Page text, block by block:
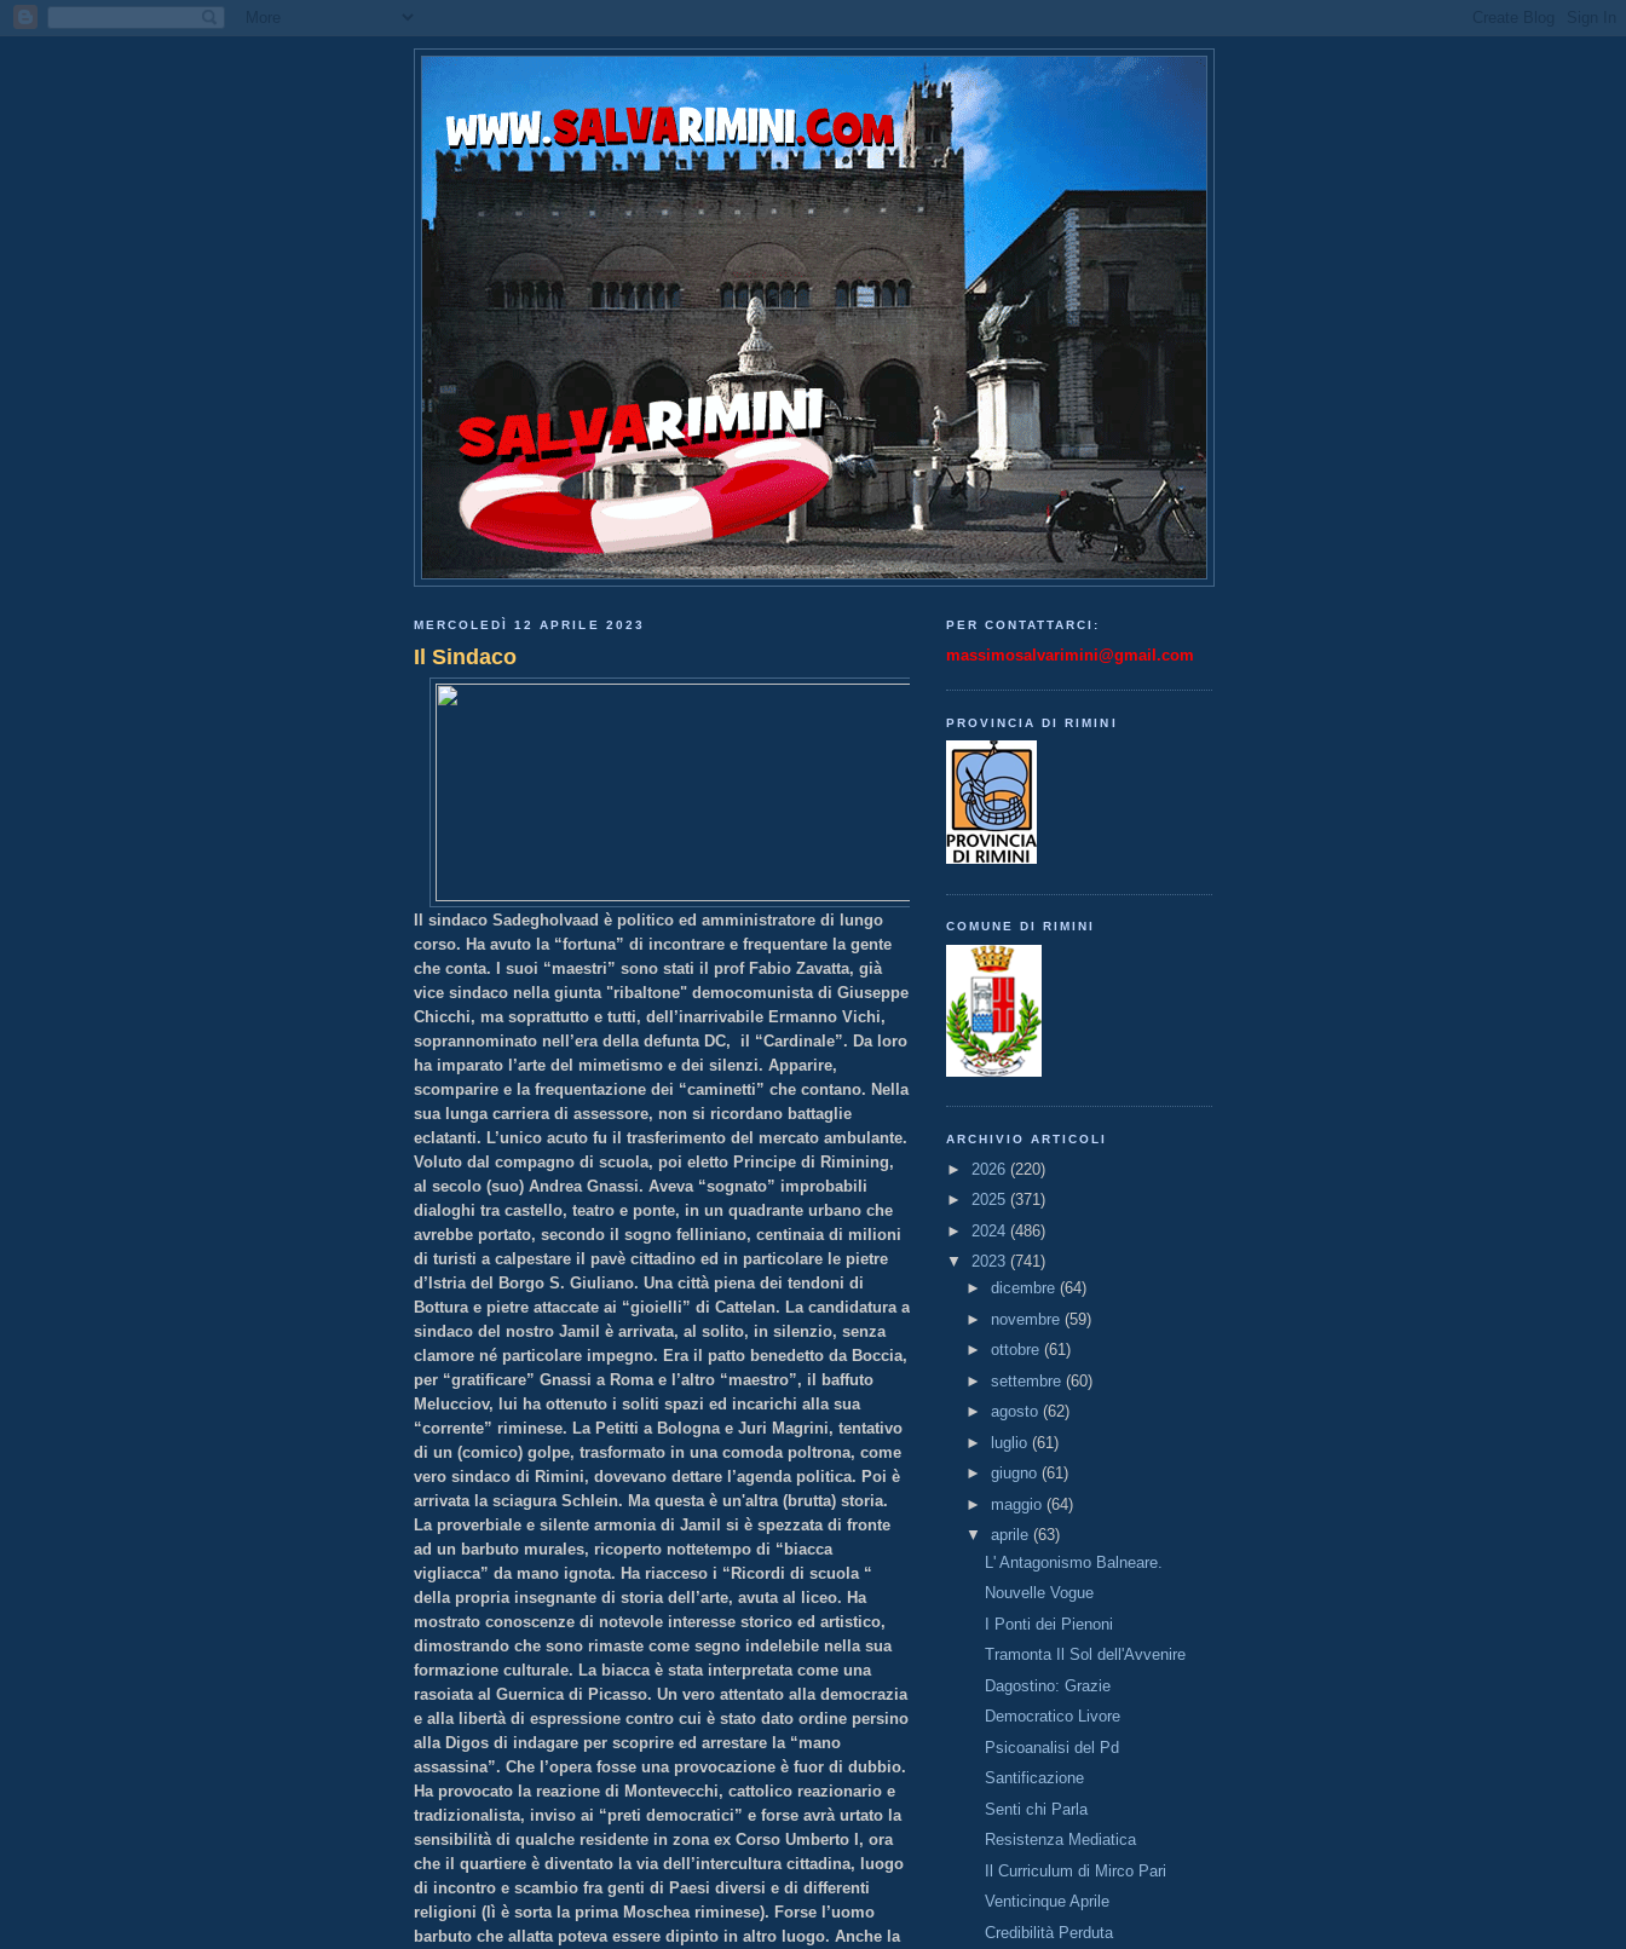
MERCOLEDÌ 12 APRILE 2023
Il Sindaco
Il sindaco Sadegholvaad è politico ed amministratore di lungo
corso. Ha avuto la “fortuna” di incontrare e frequentare la gente
che conta. I suoi “maestri” sono stati il prof Fabio Zavatta, già
vice sindaco nella giunta "ribaltone" democomunista di Giuseppe
Chicchi, ma soprattutto e tutti, dell’inarrivabile Ermanno Vichi,
soprannominato nell’era della defunta DC, il “Cardinale”. Da loro
ha imparato l’arte del mimetismo e dei silenzi. Apparire,
scomparire e la frequentazione dei “caminetti” che contano. Nella
sua lunga carriera di assessore, non si ricordano battaglie
eclatanti. L’unico acuto fu il trasferimento del mercato ambulante.
Voluto dal compagno di scuola, poi eletto Principe di Rimining,
al secolo (suo) Andrea Gnassi. Aveva “sognato” improbabili
dialoghi tra castello, teatro e ponte, in un quadrante urbano che
avrebbe portato, secondo il sogno felliniano, centinaia di milioni
di turisti a calpestare il pavè cittadino ed in particolare le pietre
d’Istria del Borgo S. Giuliano. Una città piena dei tendoni di
Bottura e pietre attaccate ai “gioielli” di Cattelan. La candidatura a
sindaco del nostro Jamil è arrivata, al solito, in silenzio, senza
clamore né particolare impegno. Era il patto benedetto da Boccia,
per “gratificare” Gnassi a Roma e l’altro “maestro”, il baffuto
Melucciov, lui ha ottenuto i soliti spazi ed incarichi alla sua
“corrente” riminese. La Petitti a Bologna e Juri Magrini, tentativo
di un (comico) golpe, trasformato in una comoda poltrona, come
vero sindaco di Rimini, dovevano dettare l’agenda politica. Poi è
arrivata la sciagura Schlein. Ma questa è un'altra (brutta) storia.
La proverbiale e silente armonia di Jamil si è spezzata di fronte
ad un barbuto murales, ricoperto nottetempo di “biacca
vigliacca” da mano ignota. Ha riacceso i “Ricordi di scuola “
della propria insegnante di storia dell’arte, avuta al liceo. Ha
mostrato conoscenze di notevole interesse storico ed artistico,
dimostrando che sono rimaste come segno indelebile nella sua
formazione culturale. La biacca è stata interpretata come una
rasoiata al Guernica di Picasso. Un vero attentato alla democrazia
e alla libertà di espressione contro cui è stato dato ordine persino
alla Digos di indagare per scoprire ed arrestare la “mano
assassina”. Che l’opera fosse una provocazione è fuor di dubbio.
Ha provocato la reazione di Montevecchi, cattolico reazionario e
tradizionalista, inviso ai “preti democratici” e forse avrà urtato la
sensibilità di qualche residente in zona ex Corso Umberto I, ora
che il quartiere è diventato la via dell’intercultura cittadina, luogo
di incontro e scambio fra genti di Paesi diversi e di differenti
religioni (lì è sorta la prima Moschea riminese). Forse l’uomo
barbuto che allatta poteva essere dipinto in altro luogo. Anche la
PER CONTATTARCI:
massimosalvarimini@gmail.com
PROVINCIA DI RIMINI
COMUNE DI RIMINI
ARCHIVIO ARTICOLI
► 2026 (220)
► 2025 (371)
► 2024 (486)
▼ 2023 (741)
► dicembre (64)
► novembre (59)
► ottobre (61)
► settembre (60)
► agosto (62)
►
luglio (61)
► giugno (61)
► maggio (64)
▼ aprile (63)
L' Antagonismo Balneare.
Nouvelle Vogue
I Ponti dei Pienoni
Tramonta Il Sol dell'Avvenire
Dagostino: Grazie
Democratico Livore
Psicoanalisi del Pd
Santificazione
Senti chi Parla
Resistenza Mediatica
Il Curriculum di Mirco Pari
Venticinque Aprile
Credibilità Perduta